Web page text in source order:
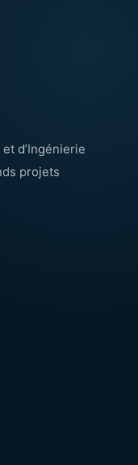
d’Ingénierie
projets